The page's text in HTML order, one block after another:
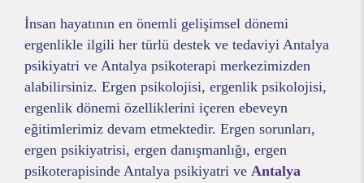
İnsan hayatının en önemli gelişimsel dönemi
ergenlikle ilgili her türlü destek ve tedaviyi Antalya
psikiyatri ve Antalya psikoterapi merkezimizden
alabilirsiniz. Ergen psikolojisi, ergenlik psikolojisi,
ergenlik dönemi özelliklerini içeren ebeveyn
eğitimlerimiz devam etmektedir. Ergen sorunları,
ergen psikiyatrisi, ergen danışmanlığı, ergen
psikoterapisinde Antalya psikiyatri ve Antalya